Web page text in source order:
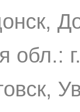
обл.: